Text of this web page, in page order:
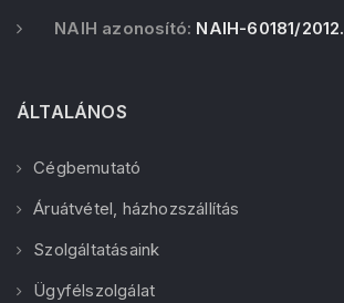
NAIH azonosító: NAIH-60181/2012.
ÁLTALÁNOS
Cégbemutató
Áruátvétel, házhozszállítás
Szolgáltatásaink
Ügyfélszolgálat